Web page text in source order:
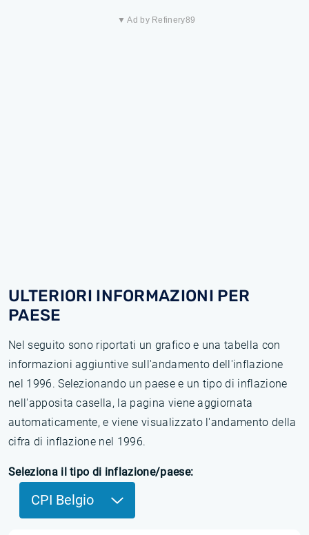
▼ Ad by Refinery89
ULTERIORI INFORMAZIONI PER
PAESE
Nel seguito sono riportati un grafico e una tabella con
informazioni aggiuntive sull'andamento dell'inflazione
nel 1996. Selezionando un paese e un tipo di inflazione
nell'apposita casella, la pagina viene aggiornata
automaticamente, e viene visualizzato l'andamento della
cifra di inflazione nel 1996.
Seleziona il tipo di inflazione/paese:
CPI Belgio